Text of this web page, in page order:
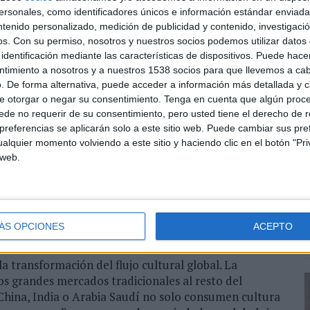
como identificadores únicos e información estándar
personalizado, medición de publicidad y contenido,
Con su permiso, nosotros y nuestros socios podemos utilizar datos
mediante las características de dispositivos. Puede
a nosotros y a nuestros 1538 socios para que llevemos a
De forma alternativa, puede acceder a información más detallada y
otorgar o negar su consentimiento. Tenga en cuenta que algún
no requerir de su consentimiento, pero usted tiene el derecho de
se aplicarán solo a este sitio web. Puede cambiar sus
momento volviendo a este sitio y haciendo clic en el botón
OPCIONES ACEPTO
Sin confianza, no hay conversión y sin
amenaza, sino como acelerador de una crisis
distinguir lo real de lo artificial. El 76% de los
real de contenido generado por IA. Sin embargo,
considera que las marcas deben utilizarla para no
De hecho, más de la mitad de los
es explicar cómo se usa la IA. Ya no basta con
y la opacidad es el nuevo riesgo reputacional.
transformación del flujo cultural global. La
grandes mercados tradicionales al resto del
India o Arabia Saudí no solo consumen cultura